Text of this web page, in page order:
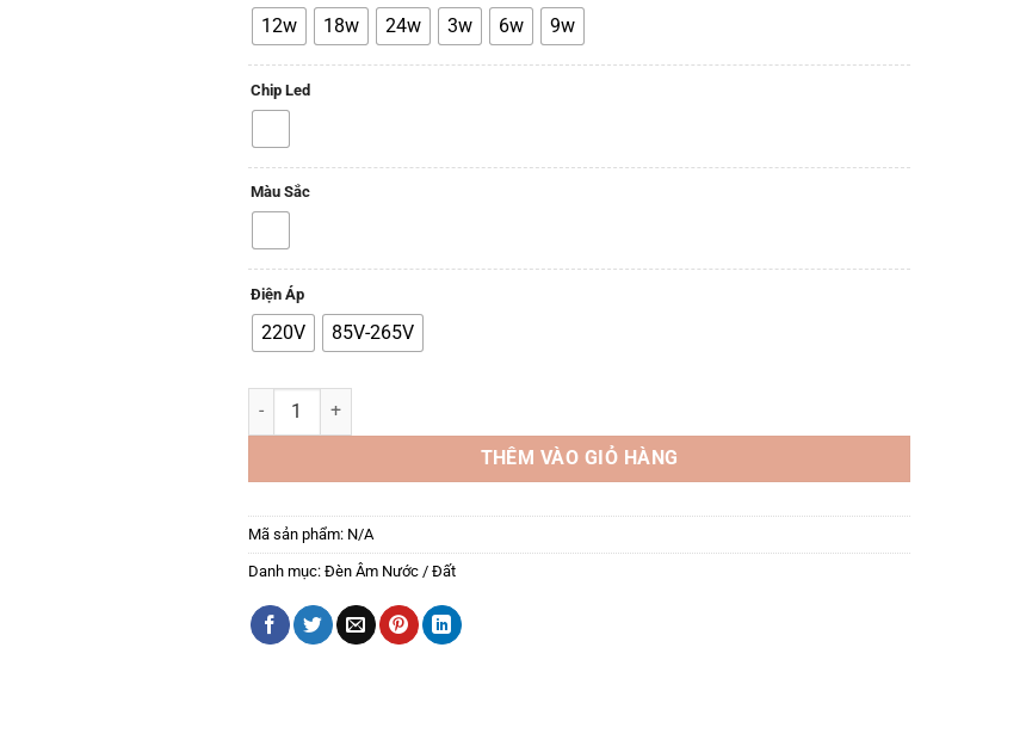
12w 18w 24w 3w 6w 9w
Chip Led
Màu Sắc
Điện Áp
220V 85V-265V
Đèn LED Âm Đất LP-AD01 Bridgelux (3W – 24W)/ Ánh Sáng 3000K số lượng
THÊM VÀO GIỎ HÀNG
Mã sản phẩm: N/A
Danh mục: Đèn Âm Nước / Đất